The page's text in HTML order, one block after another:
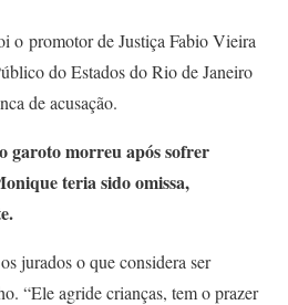
o promotor de Justiça Fabio Vieira
do Estados do Rio de Janeiro
de acusação.
garoto morreu após sofrer
teria sido omissa,
jurados o que considera ser
“Ele agride crianças, tem o prazer